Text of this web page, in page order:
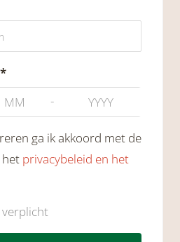
-
ga ik akkoord met de
het privacybeleid en het